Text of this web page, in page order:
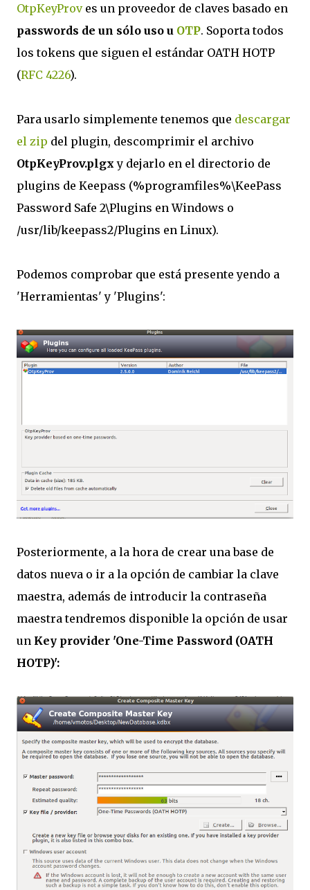
OtpKeyProves un proveedor de claves basado en
passwords de un sólo uso u OTP. Soporta todos
los tokens que siguen el estándar OATH HOTP
(RFC 4226).
Para usarlo simplemente tenemos que descargar
el zip del plugin, descomprimir el archivo
OtpKeyProv.plgx y dejarlo en el directorio de
plugins de Keepass (%programfiles%\KeePass
Password Safe 2\Plugins en Windows o
/usr/lib/keepass2/Plugins en Linux).
Podemos comprobar que está presente yendo a
'Herramientas' y 'Plugins':
Posteriormente, a la hora de crear una base de
datos nueva o ir a la opción de cambiar la clave
maestra, además de introducir la contraseña
maestra tendremos disponible la opción de usar
un Key provider 'One-Time Password (OATH
HOTP)':